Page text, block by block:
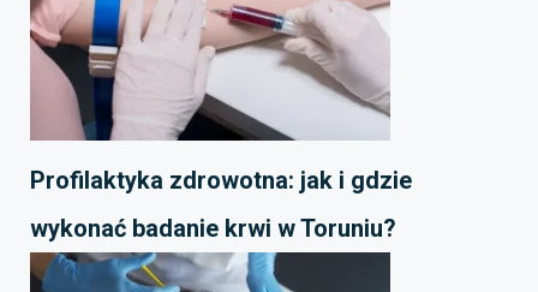
Profilaktyka zdrowotna: jak i gdzie
wykonać badanie krwi w Toruniu?